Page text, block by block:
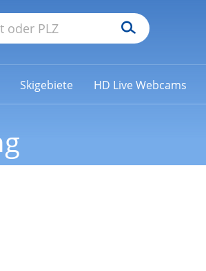
Skigebiete HD Live Webcams